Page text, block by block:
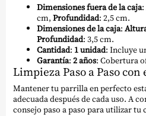
Dimensiones fuera de la caja:
cm, Profundidad: 2,5 cm.
Dimensiones de la caja:
Profundidad: 3,5 cm.
Cantidad: 1 unidad: Incluye
Garantía: 2 años: Cobertura
Limpieza Paso a Paso
Mantener tu parrilla en perfecto
adecuada después de cada uso. A
consejo paso a paso para utilizar tu